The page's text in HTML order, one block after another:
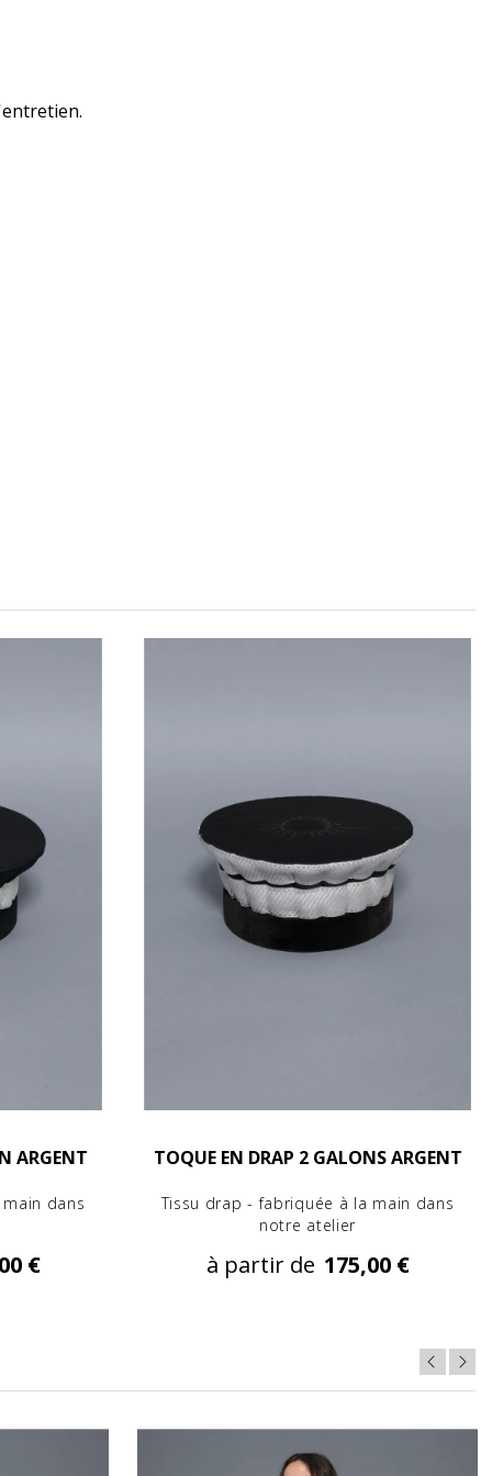
ARGENT
dans
€
TOQUE EN DRAP 2 GALONS ARGENT
Tissu drap - fabriquée à la main dans
notre atelier
à partir de 175,00 €